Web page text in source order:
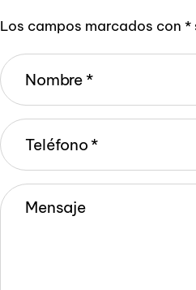
Los campos marcados con